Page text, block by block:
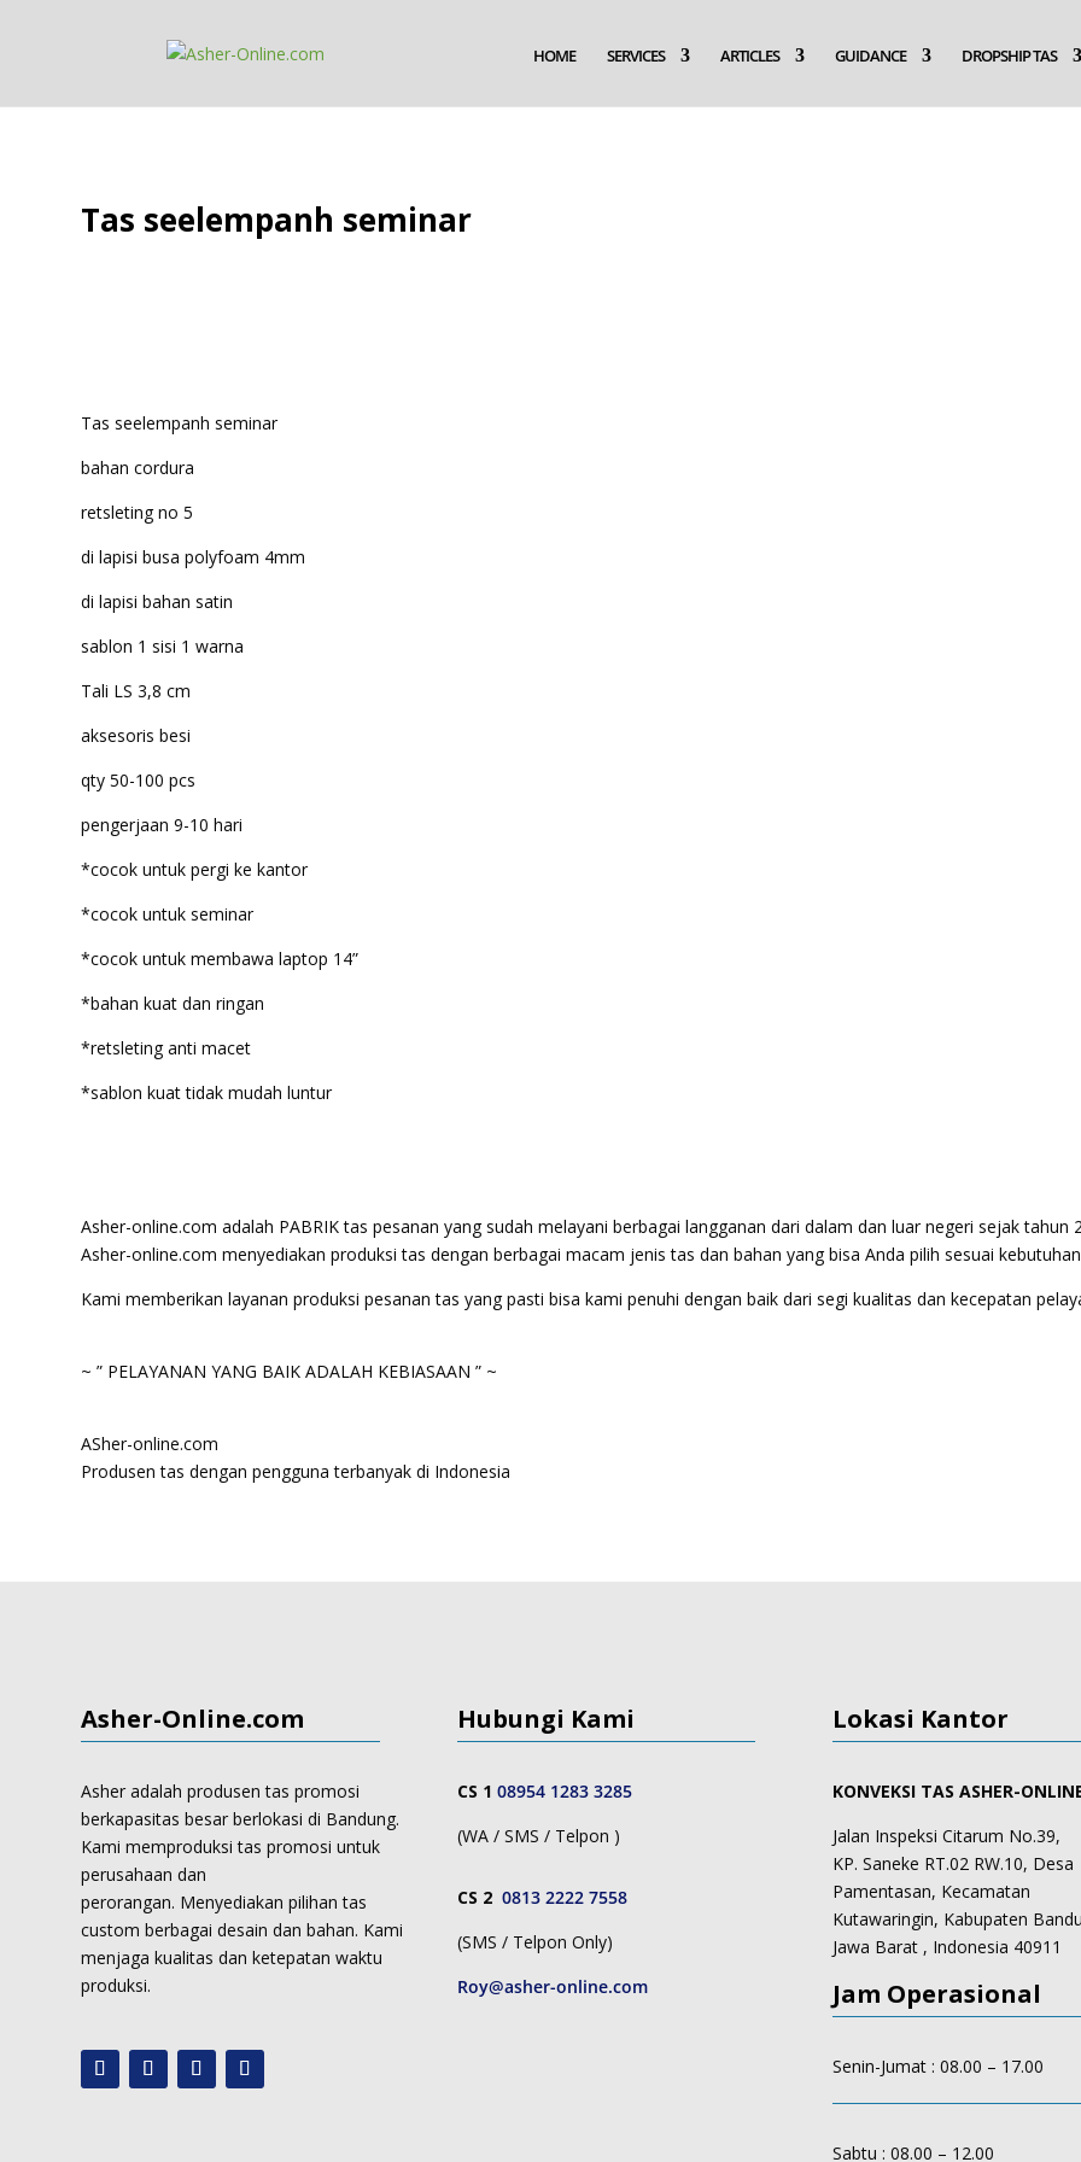
HOME SERVICES ARTICLES GUIDANCE DROPSHIP TAS
Tas seelempanh seminar
Tas seelempanh seminar
bahan cordura
retsleting no 5
di lapisi busa polyfoam 4mm
di lapisi bahan satin
sablon 1 sisi 1 warna
Tali LS 3,8 cm
aksesoris besi
qty 50-100 pcs
pengerjaan 9-10 hari
*cocok untuk pergi ke kantor
*cocok untuk seminar
*cocok untuk membawa laptop 14”
*bahan kuat dan ringan
*retsleting anti macet
*sablon kuat tidak mudah luntur
Asher-online.com adalah PABRIK tas pesanan yang sudah melayani berbagai langganan dari dalam dan luar negeri sejak tahun
Asher-online.com menyediakan produksi tas dengan berbagai macam jenis tas dan bahan yang bisa Anda pilih sesuai
Kami memberikan layanan produksi pesanan tas yang pasti bisa kami penuhi dengan baik dari segi kualitas dan kecepatan
~ ” PELAYANAN YANG BAIK ADALAH KEBIASAAN ” ~
ASher-online.com
Produsen tas dengan pengguna terbanyak di Indonesia
Asher-Online.com
Asher adalah produsen tas promosi
berkapasitas besar berlokasi di Bandung.
Kami memproduksitas promosi untuk
perusahaan dan
perorangan. Menyediakan pilihan tas
custom berbagai desain dan bahan. Kami
menjaga kualitas dan ketepatan waktu
produksi.
Hubungi Kami
CS 1 08954 1283 3285
(WA / SMS / Telpon )
CS 2 0813 2222 7558
(SMS / Telpon Only)
Roy@asher-online.com
Lokasi Kantor
KONVEKSI TAS ASHER-
Jalan Inspeksi Citarum No.39,
KP. Saneke RT.02 RW.10, Desa
Pamentasan, Kecamatan
Kutawaringin, Kabupaten
Jawa Barat , Indonesia 40911
Jam Operasional
Senin-Jumat : 08.00 – 17.00
Sabtu : 08.00 – 12.00